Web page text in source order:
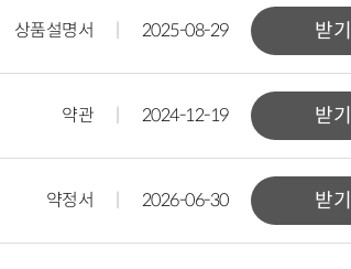
상품설명서 2025-08-29 받기
약관 2024-12-19 받기
약정서 2026-06-30 받기